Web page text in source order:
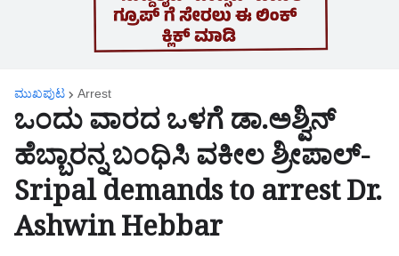
ಮುಖಪುಟ Arrest
ಒಂದು ವಾರದ ಒಳಗೆ ಡಾ.ಅಶ್ವಿನ್
ಹೆಬ್ಬಾರನ್ನ ಬಂಧಿಸಿ ವಕೀಲ ಶ್ರೀಪಾಲ್-
Sripal demands to arrest Dr.
Ashwin Hebbar